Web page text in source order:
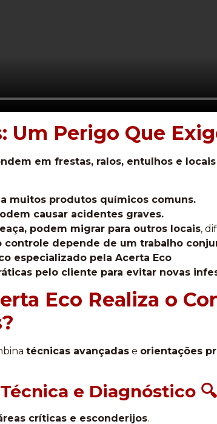
Um Perigo Que
em frestas, ralos, entulhos e
muitos produtos químicos comuns.
causar acidentes graves.
podem migrar para outros locais,
controle depende de um trabalho
especializado pela Acerta Eco
pelo cliente para evitar novas
Eco Realiza o
técnicas avançadase orientações
e Diagnóstico 🔍
críticas e esconderijos.